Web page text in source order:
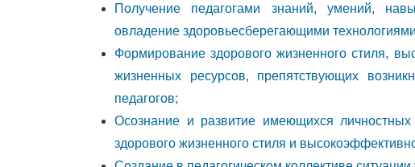
Получение педагогами знаний, умений,
овладение здоровьесберегающими
Формирование здорового жизненного стиля,
жизненных ресурсов, препятствующих
педагогов;
Осознание и развитие имеющихся
здорового жизненного стиля и